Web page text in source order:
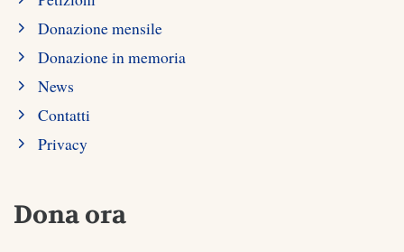
Donazione mensile
Donazione in memoria
News
Contatti
Privacy
Dona ora